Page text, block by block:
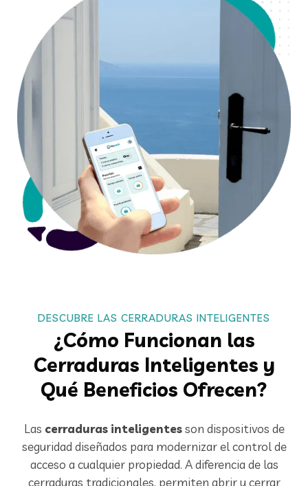
DESCUBRE LAS CERRADURAS INTELIGENTES
¿Cómo Funcionan las
Cerraduras Inteligentes y
Qué Beneficios Ofrecen?
Las cerraduras inteligentesson dispositivos de
seguridad diseñados para modernizar el control de
acceso a cualquier propiedad. A diferencia de las
cerraduras tradicionales, permiten abrir y cerrar